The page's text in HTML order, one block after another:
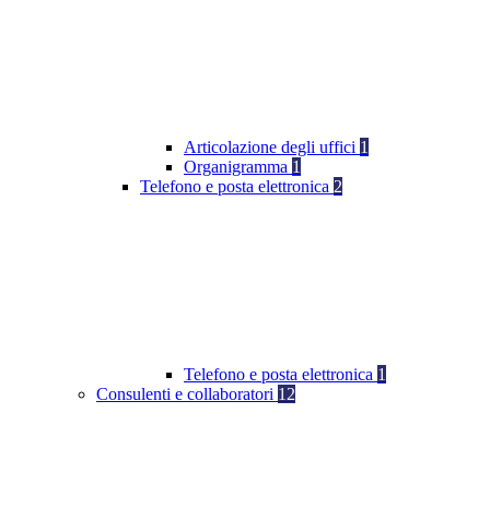
Articolazione degli uffici 1
Organigramma 1
Telefono e posta elettronica 2
Telefono e posta elettronica 1
Consulenti e collaboratori 12